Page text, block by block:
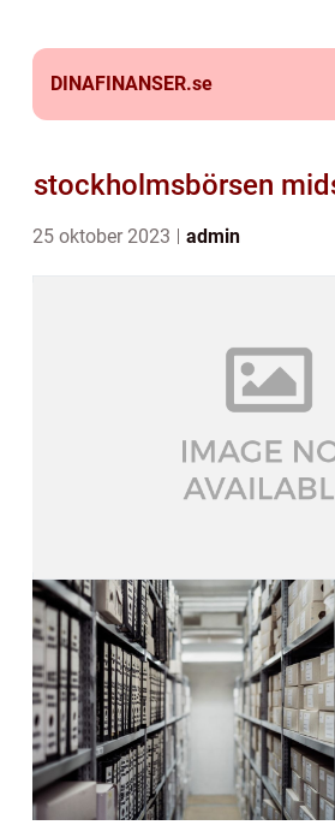
DINAFINANSER.se
stockholmsbörsen
25 oktober 2023 admin